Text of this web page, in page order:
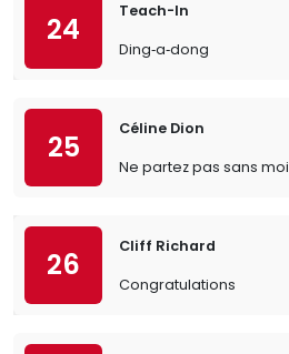
24
Teach-In
Ding‐a‐dong
25
Céline Dion
Ne partez pas sans moi
26
Cliff Richard
Congratulations